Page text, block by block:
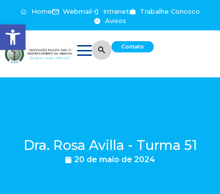
Abrir a barra de ferramentas
Home Webmail Intranet
Trabalhe Conosco
Avisos
Contato
Dra. Rosa Avilla - Turma 51
20 de maio de 2024